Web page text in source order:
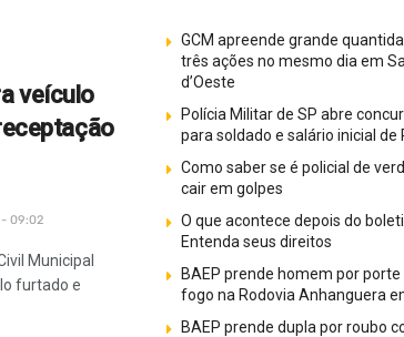
veículo
- 09:02
Municipal
furtado e
GCM apreende grande
três ações no mesmo dia em
d’Oeste
Polícia Militar de SP abre
para soldado e salário inicial de
Como saber se é policial de
cair em golpes
O que acontece depois do
Entenda seus direitos
BAEP prende homem por
fogo na Rodovia Anhanguera
BAEP prende dupla por roubo